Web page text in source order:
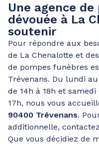
Une agence
dévouée à La
soutenir
Pour répondre aux
de La Chenalotte et
de pompes funèbres
Trévenans. Du lundi
de 14h à 18h et
17h, nous vous
90400 Trévenans.
additionnelle,
Que vous décidiez de